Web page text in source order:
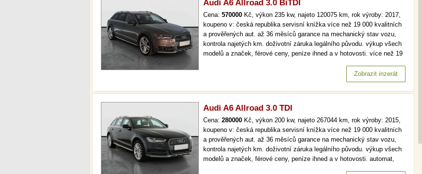
Audi A6 Allroad 3.0 BiTDI
Cena: 570000 Kč, výkon 235 kw, najeto 120075 km, rok výroby: 2017,
koupeno v: česká republika servisní knížka více než 19 000 kvalitních
a prověřených aut. až 36 měsíců garance na mechanický stav vozu,
kontrola najetých km. doživotní záruka legálního původu. výkup všech
modelů a značek, férové ceny, peníze ihned a v hotovosti. více než 19
mechanický stav vozu, kontrola najetých km. doživotní záruka…
Zobrazit inzerát
Audi A6 Allroad 3.0 TDI
Cena: 280000 Kč, výkon 200 kw, najeto 267044 km, rok výroby: 2015,
koupeno v: česká republika servisní knížka více než 19 000 kvalitních
a prověřených aut. až 36 měsíců garance na mechanický stav vozu,
kontrola najetých km. doživotní záruka legálního původu. výkup všech
modelů a značek, férové ceny, peníze ihned a v hotovosti. automat,